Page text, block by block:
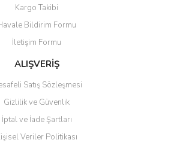
eksik bilgiler bulunuyor.
bulunuyor.
daha pahalı.
alternatifler olmalı.
Gönder
Kargo Takibi
Bildirim Formu
İletişim Formu
ALIŞVERİŞ
Satış Sözleşmesi
Gizlilik ve Güvenlik
İptal ve İade Şartları
Veriler Politikası